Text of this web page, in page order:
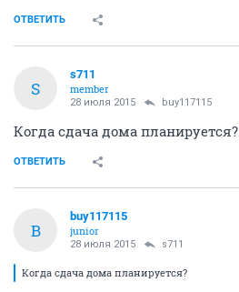
ОТВЕТИТЬ
S
s711
member
28 июля 2015 buy117115
Когда сдача дома планируется?
ОТВЕТИТЬ
B
buy117115
junior
28 июля 2015 s711
Когда сдача дома планируется?